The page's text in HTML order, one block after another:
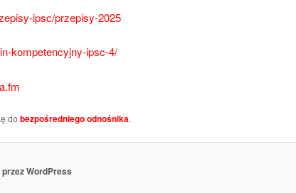
ipsc/przepisy-2025
kompetencyjny-ipsc-4/
do bezpośredniego odnośnika.
WordPress